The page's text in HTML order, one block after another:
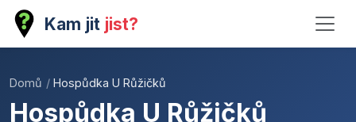
Kam jit jist?
Domů / Hospůdka U Růžičků
Hospůdka U Růžičků